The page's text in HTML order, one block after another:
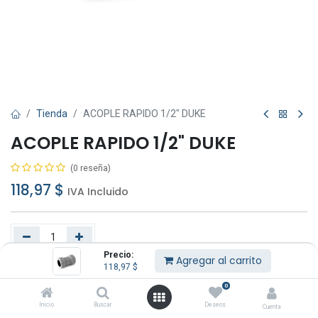
Precio:
118,97 $ Agregar al carrito
Inicio Buscar
0
Deseos Cuenta
Tienda ACOPLE RAPIDO 1/2" DUKE
ACOPLE RAPIDO 1/2" DUKE
(0 reseña)
118,97 $ IVA Incluido
Agregar al carrito Comprar ahora
Añadir a lista de deseos